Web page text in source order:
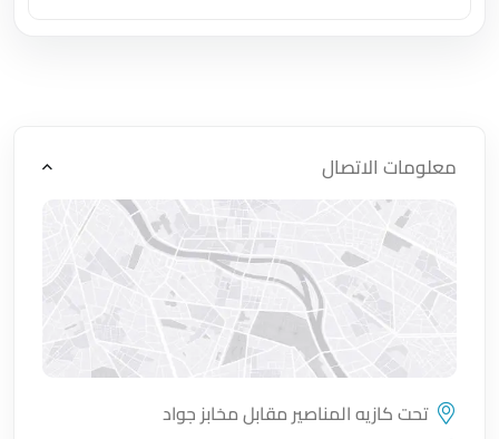
معلومات الاتصال
تحت كازيه المناصير مقابل مخابز جواد